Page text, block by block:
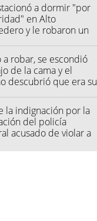
a dormir "por
en Alto
y le robaron un
a robar, se escondió
de la cama y el
descubrió que era su
la indignación por la
del policía
acusado de violar a